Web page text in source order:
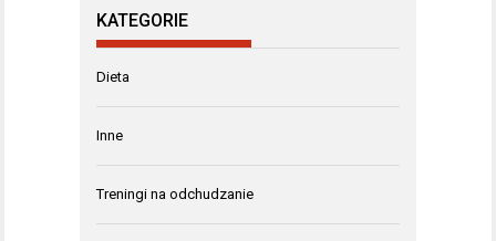
KATEGORIE
Dieta
Inne
Treningi na odchudzanie